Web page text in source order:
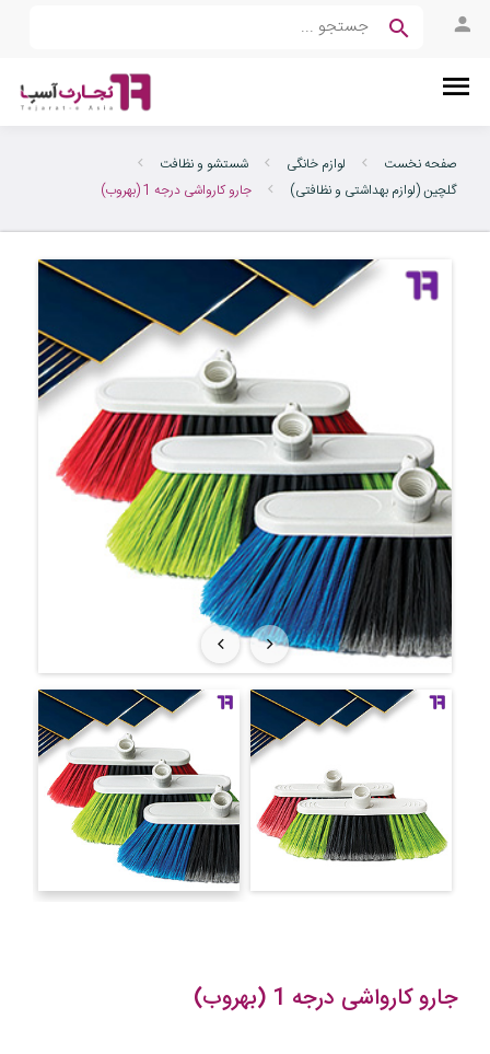
صفحه نخست لوازم خانگی
شستشو و نظافت
گلچین (لوازم بهداشتی و نظافتی)
جارو کارواشی درجه 1 (بهروب)
جارو کارواشی درجه 1 (بهروب)